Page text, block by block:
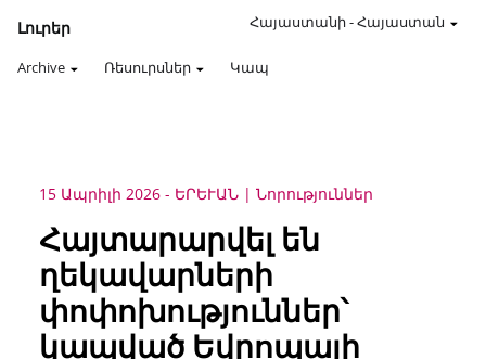
Լուրեր
Archive Ռեսուրսներ Կապ
Հայաստանի-Հայաստան
15 Ապրիլի 2026 - ԵՐԵՒԱՆ Նորություններ
Հայտարարվել են
ղեկավարների
փոփոխություններ՝
կապված Եվրոպայի